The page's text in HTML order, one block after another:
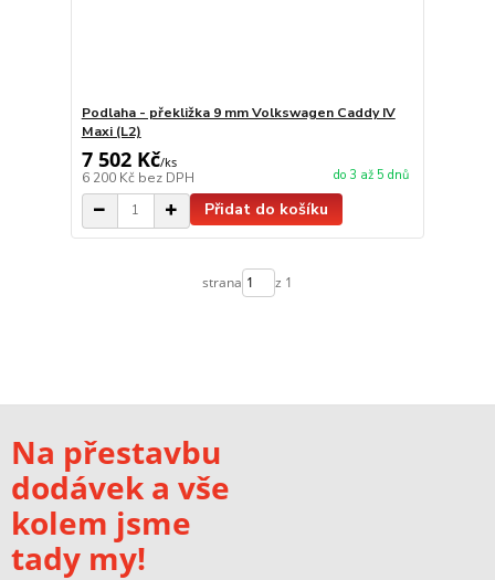
Podlaha - překližka 9 mm Volkswagen Caddy IV
Maxi (L2)
7 502 Kč/ks
6 200 Kč bez DPH do 3 až 5 dnů
Přidat do košíku
strana z 1
Na přestavbu
dodávek a vše
kolem jsme
tady my!